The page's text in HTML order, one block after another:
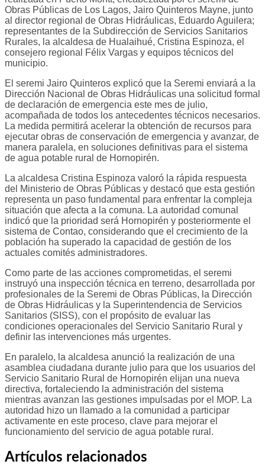
Obras Públicas de Los Lagos, Jairo Quinteros Mayne, junto
al director regional de Obras Hidráulicas, Eduardo Aguilera;
representantes de la Subdirección de Servicios Sanitarios
Rurales, la alcaldesa de Hualaihué, Cristina Espinoza, el
consejero regional Félix Vargas y equipos técnicos del
municipio.
El seremi Jairo Quinteros explicó que la Seremi enviará a la
Dirección Nacional de Obras Hidráulicas una solicitud formal
de declaración de emergencia este mes de julio,
acompañada de todos los antecedentes técnicos necesarios.
La medida permitirá acelerar la obtención de recursos para
ejecutar obras de conservación de emergencia y avanzar, de
manera paralela, en soluciones definitivas para el sistema
de agua potable rural de Hornopirén.
La alcaldesa Cristina Espinoza valoró la rápida respuesta
del Ministerio de Obras Públicas y destacó que esta gestión
representa un paso fundamental para enfrentar la compleja
situación que afecta a la comuna. La autoridad comunal
indicó que la prioridad será Hornopirén y posteriormente el
sistema de Contao, considerando que el crecimiento de la
población ha superado la capacidad de gestión de los
actuales comités administradores.
Como parte de las acciones comprometidas, el seremi
instruyó una inspección técnica en terreno, desarrollada por
profesionales de la Seremi de Obras Públicas, la Dirección
de Obras Hidráulicas y la Superintendencia de Servicios
Sanitarios (SISS), con el propósito de evaluar las
condiciones operacionales del Servicio Sanitario Rural y
definir las intervenciones más urgentes.
En paralelo, la alcaldesa anunció la realización de una
asamblea ciudadana durante julio para que los usuarios del
Servicio Sanitario Rural de Hornopirén elijan una nueva
directiva, fortaleciendo la administración del sistema
mientras avanzan las gestiones impulsadas por el MOP. La
autoridad hizo un llamado a la comunidad a participar
activamente en este proceso, clave para mejorar el
funcionamiento del servicio de agua potable rural.
Artículos relacionados